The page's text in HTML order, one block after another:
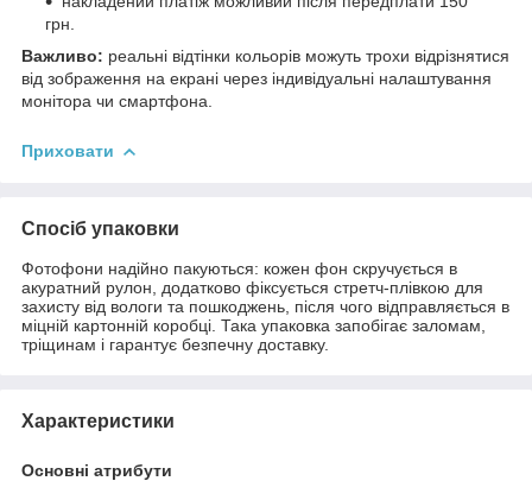
грн.
Важливо: реальні відтінки кольорів можуть трохи відрізнятися
від зображення на екрані через індивідуальні налаштування
монітора чи смартфона.
Приховати
Спосіб упаковки
Фотофони надійно пакуються: кожен фон скручується в
акуратний рулон, додатково фіксується стретч-плівкою для
захисту від вологи та пошкоджень, після чого відправляється в
міцній картонній коробці. Така упаковка запобігає заломам,
тріщинам і гарантує безпечну доставку.
Характеристики
Основні атрибути